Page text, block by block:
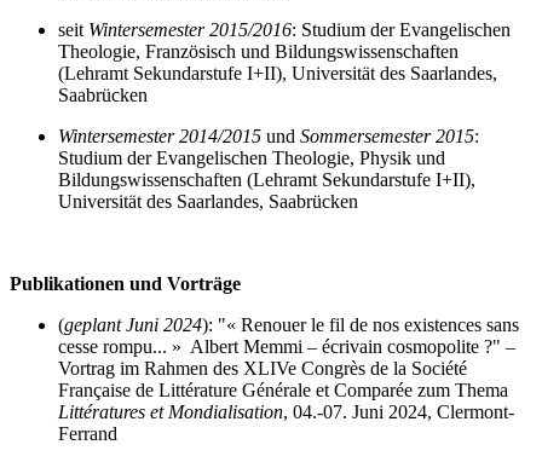
seit Wintersemester 2015/2016: Studium der Evangelischen
Theologie, Französisch und Bildungswissenschaften
(Lehramt Sekundarstufe I+II), Universität des Saarlandes,
Saabrücken
Wintersemester 2014/2015 und Sommersemester 2015:
Studium der Evangelischen Theologie, Physik und
Bildungswissenschaften (Lehramt Sekundarstufe I+II),
Universität des Saarlandes, Saabrücken
Publikationen und Vorträge
(geplant Juni 2024): "« Renouer le fil de nos existences sans
cesse rompu... » Albert Memmi – écrivain cosmopolite ?" –
Vortrag im Rahmen des XLIVe Congrès de la Société
Française de Littérature Générale et Comparée zum Thema
Littératures et Mondialisation, 04.-07. Juni 2024, Clermont-
Ferrand